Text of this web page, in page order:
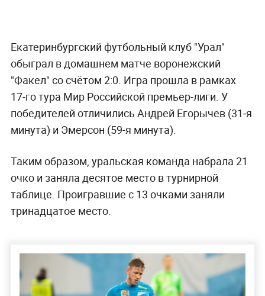
Екатеринбургский футбольный клуб "Урал"
обыграл в домашнем матче воронежский
"Факел" со счётом 2:0. Игра прошла в рамках
17‑го тура Мир Российской премьер-лиги. У
победителей отличились Андрей Егорычев (31‑я
минута) и Эмерсон (59-я минута).
Таким образом, уральская команда набрала 21
очко и заняла десятое место в турнирной
таблице. Проигравшие с 13 очками заняли
тринадцатое место.